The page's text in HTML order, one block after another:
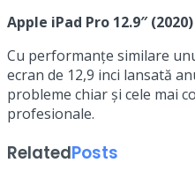
Apple iPad Pro 12.9″ (2020)
Cu performanțe similare
ecran de 12,9 inci lansată
probleme chiar și cele mai
profesionale.
RelatedPosts